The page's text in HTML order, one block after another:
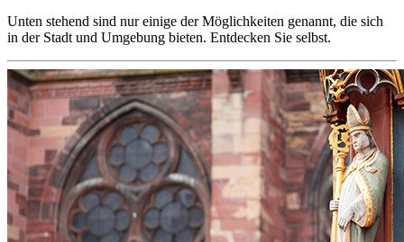
Unten stehend sind nur einige der Möglichkeiten genannt, die sich
in der Stadt und Umgebung bieten. Entdecken Sie selbst.